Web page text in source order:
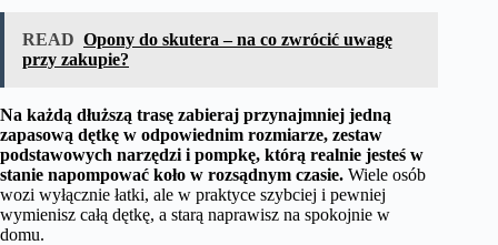
READ Opony do skutera – na co zwrócić uwagę
przy zakupie?
Na każdą dłuższą trasę zabieraj przynajmniej jedną
zapasową dętkę w odpowiednim rozmiarze, zestaw
podstawowych narzędzi i pompkę, którą realnie jesteś w
stanie napompować koło w rozsądnym czasie. Wiele osób
wozi wyłącznie łatki, ale w praktyce szybciej i pewniej
wymienisz całą dętkę, a starą naprawisz na spokojnie w
domu.